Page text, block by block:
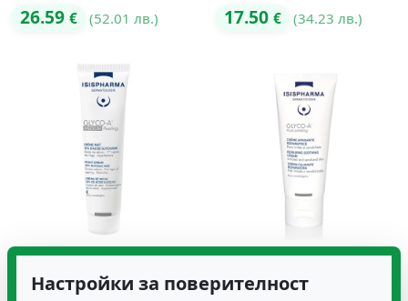
26.59 € (52.01 лв.) 17.50 € (34.23 лв.)
GLYCO-A MEDIUM
PEELING Нощен Крем с
10% Гликолова Киселина
GLYCO-A POST PEELING
Възстановяващ Крем
Настройки за поверителност